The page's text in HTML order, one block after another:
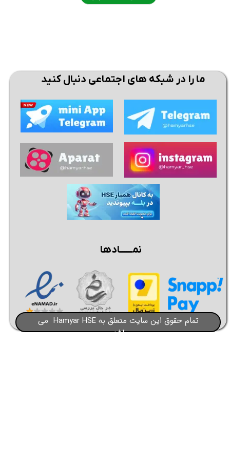
تمام حقوق این سایت متعلق به Hamyar HSE می
باشد​​​​​​​
ما را در شبکه های اجتماعی دنبال کنید
نمــــــادها